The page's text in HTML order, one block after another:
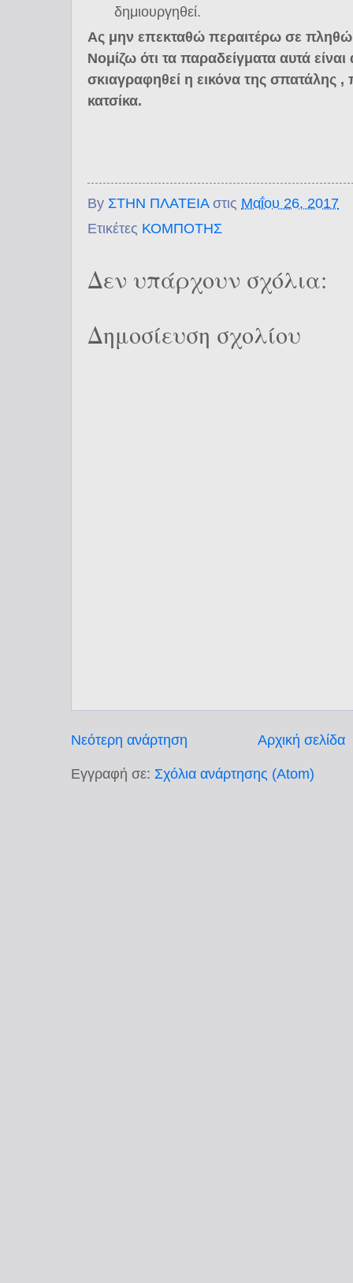
δημιουργηθεί.
Ας μην επεκταθώ περαιτέρω σε
Νομίζω ότι τα παραδείγματα αυτά είναι
σκιαγραφηθεί η εικόνα της σπατάλης ,
κατσίκα.
By ΣΤΗΝ ΠΛΑΤΕΙΑ στις Μαΐου 26, 2017
Ετικέτες ΚΟΜΠΟΤΗΣ
Δεν υπάρχουν σχόλια:
Δημοσίευση σχολίου
Νεότερη ανάρτηση Αρχική σελίδα
Εγγραφή σε: Σχόλια ανάρτησης (Atom)